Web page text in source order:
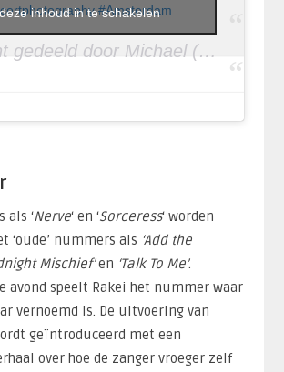
#Amsterdam
Een bericht gedeeld door Michael (@kattenbeld) op
deze inhoud in te schakelen
als ‘Nerve‘ en ‘Sorceress‘ worden
‘oude’ nummers als ‘Add the
Mischief’en ‘Talk To Me’.
avond speelt Rakei het nummer waar
vernoemd is. De uitvoering van
geïntroduceerd met een
over hoe de zanger vroeger zelf